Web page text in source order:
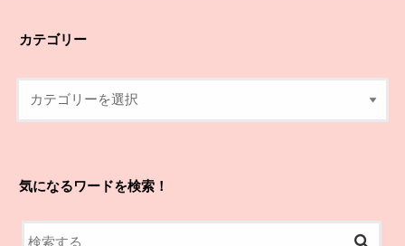
カテゴリー
気になるワードを検索！